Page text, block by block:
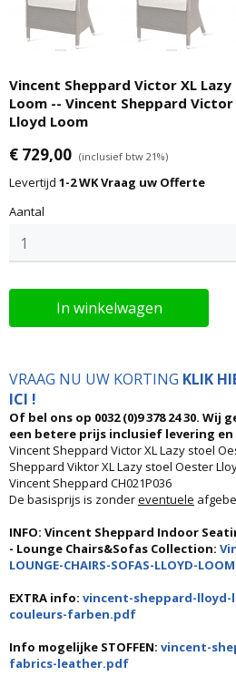
Vincent Sheppard Victor XL
Loom -- Vincent Sheppard
Lloyd Loom
€ 729,00 (inclusief btw 21%)
Levertijd 1-2 WK Vraag uw Offerte
Aantal
In winkelwagen
VRAAG NU UW KORTING KLIK
ICI !
Of bel ons op 0032 (0)9 378 24 30. Wij
een betere prijs inclusief levering
Vincent Sheppard Victor XL Lazy stoel
Sheppard Viktor XL Lazy stoel Oester
Vincent Sheppard CH021P036
De basisprijs is zondereventuele
INFO: Vincent Sheppard Indoor
- Lounge Chairs&Sofas Collection:
LOUNGE-CHAIRS-SOFAS-LLOYD-
EXTRA info: vincent-sheppard-
couleurs-farben.pdf
Info mogelijke STOFFEN: vincent-
fabrics-leather.pdf